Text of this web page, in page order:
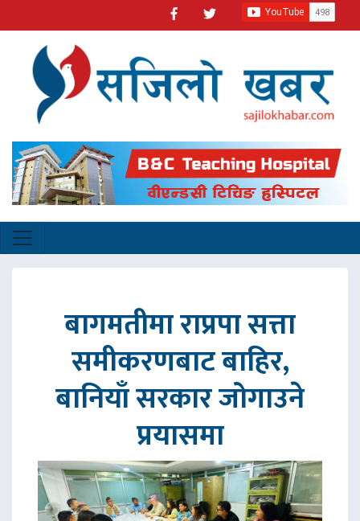
बागमतीमा राप्रपा सत्ता
समीकरणबाट बाहिर,
बानियाँ सरकार जोगाउने
प्रयासमा